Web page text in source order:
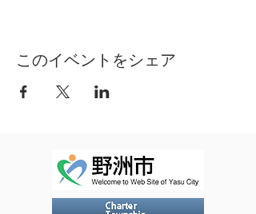
このイベントをシェア